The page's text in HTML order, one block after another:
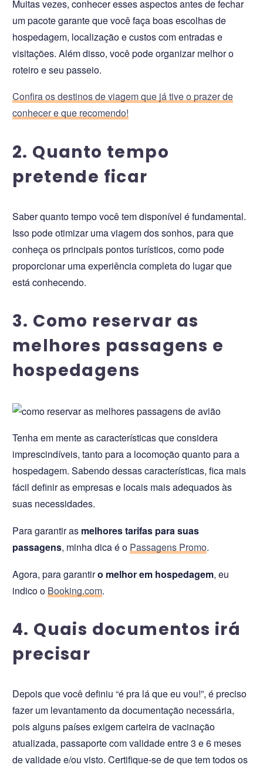
Muitas vezes, conhecer esses aspectos antes de fechar
um pacote garante que você faça boas escolhas de
hospedagem, localização e custos com entradas e
visitações. Além disso, você pode organizar melhor o
roteiro e seu passeio.
Confira os destinos de viagem que já tive o prazer de
conhecer e que recomendo!
2. Quanto tempo
pretende ficar
Saber quanto tempo você tem disponível é fundamental.
Isso pode otimizar uma viagem dos sonhos, para que
conheça os principais pontos turísticos, como pode
proporcionar uma experiência completa do lugar que
está conhecendo.
3. Como reservar as
melhores passagens e
hospedagens
Tenha em mente as características que considera
imprescindíveis, tanto para a locomoção quanto para a
hospedagem. Sabendo dessas características, fica mais
fácil definir as empresas e locais mais adequados às
suas necessidades.
Para garantir as melhores tarifas para suas
passagens, minha dica é o Passagens Promo.
Agora, para garantiro melhor em hospedagem, eu
indico o Booking.com.
4. Quais documentos irá
precisar
Depois que você definiu “é pra lá que eu vou!”, é preciso
fazer um levantamento da documentação necessária,
pois alguns países exigem carteira de vacinação
atualizada, passaporte com validade entre 3 e 6 meses
de validade e/ou visto. Certifique-se de que tem todos os